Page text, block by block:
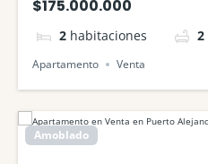
$175.000.000
2 habitaciones 2
Apartamento Venta
Amoblado